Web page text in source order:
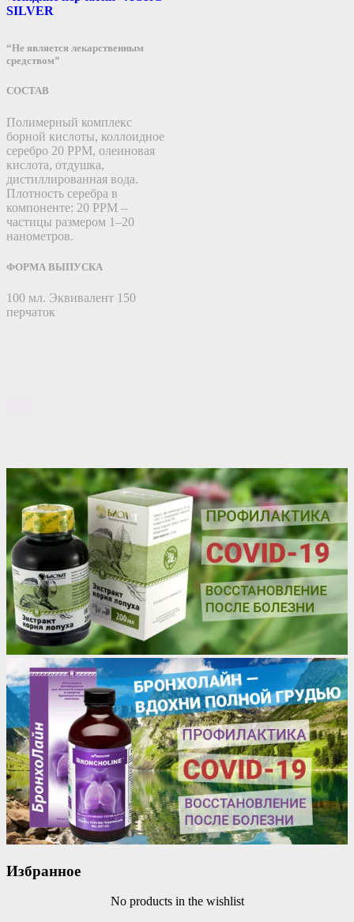
SILVER
“Не является лекарственным
средством”
СОСТАВ
Полимерный комплекс
борной кислоты, коллоидное
серебро 20 PPM, олеиновая
кислота, отдушка,
дистиллированная вода.
Плотность серебра в
компоненте: 20 PPM –
частицы размером 1–20
нанометров.
ФОРМА ВЫПУСКА
100 мл. Эквивалент 150
перчаток
Избранное
No products in the wishlist